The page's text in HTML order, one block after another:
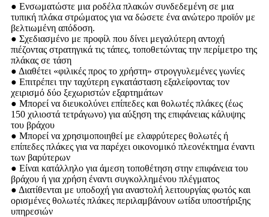
● Ενσωματώστε μια ροδέλα πλακών συνδεδεμένη σε μια
τυπική πλάκα στρώματος για να δώσετε ένα ανώτερο προϊόν με
βελτιωμένη απόδοση.
● Σχεδιασμένο με προφίλ που δίνει μεγαλύτερη αντοχή
πιέζοντας στρατηγικά τις τάπες, τοποθετώντας την περίμετρο της
πλάκας σε τάση
● Διαθέτει «φιλικές προς το χρήστη» στρογγυλεμένες γωνίες
● Επιτρέπει την ταχύτερη εγκατάσταση εξαλείφοντας τον
χειρισμό δύο ξεχωριστών εξαρτημάτων
● Μπορεί να διευκολύνει επίπεδες και θολωτές πλάκες (έως
150 χιλιοστά τετράγωνο) για αύξηση της επιφάνειας κάλυψης
του βράχου
● Μπορεί να χρησιμοποιηθεί με ελαφρύτερες θολωτές ή
επίπεδες πλάκες για να παρέχει οικονομικό πλεονέκτημα έναντι
των βαρύτερων
● Είναι κατάλληλο για άμεση τοποθέτηση στην επιφάνεια του
βράχου ή για χρήση έναντι συγκολλημένου πλέγματος
● Διατίθενται με υποδοχή για αναστολή λειτουργίας φωτός και
ορισμένες θολωτές πλάκες περιλαμβάνουν ωτίδα υποστήριξης
υπηρεσιών